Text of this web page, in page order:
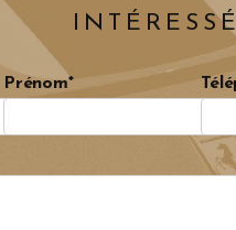
Prénom*